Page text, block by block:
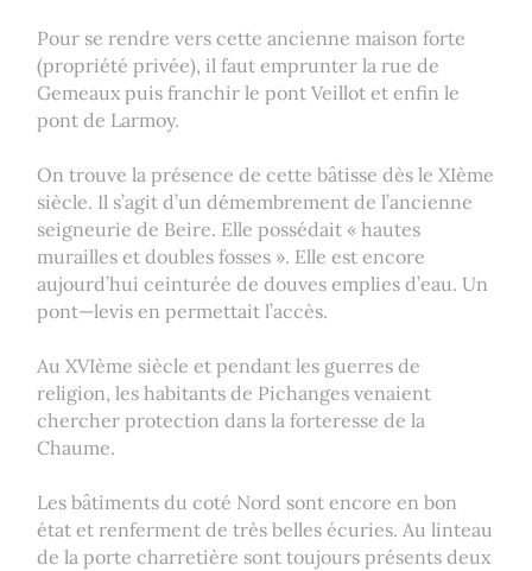
Pour se rendre vers cette ancienne maison forte
(propriété privée), il faut emprunter la rue de
Gemeaux puis franchir le pont Veillot et enfin le
pont de Larmoy.
On trouve la présence de cette bâtisse dès le XIème
siècle. Il s’agit d’un démembrement de l’ancienne
seigneurie de Beire. Elle possédait « hautes
murailles et doubles fosses ». Elle est encore
aujourd’hui ceinturée de douves emplies d’eau. Un
pont—levis en permettait l’accès.
Au XVIème siècle et pendant les guerres de
religion, les habitants de Pichanges venaient
chercher protection dans la forteresse de la
Chaume.
Les bâtiments du coté Nord sont encore en bon
état et renferment de très belles écuries. Au linteau
de la porte charretière sont toujours présents deux